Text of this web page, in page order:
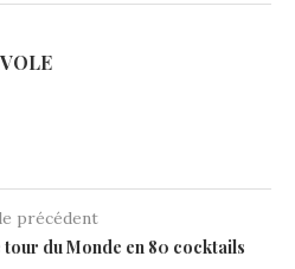
précédent
du Monde en 80 cocktails